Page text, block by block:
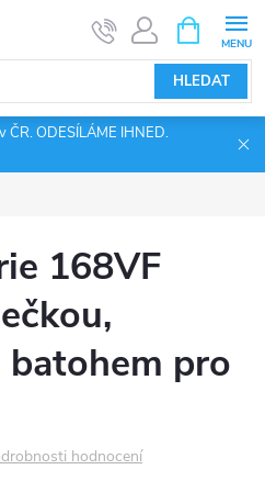
HLEDAT
NÁKUPNÍ
KOŠÍK
ČR. ODESÍLÁME IHNED.
168VF
batohem pro
hodnocení